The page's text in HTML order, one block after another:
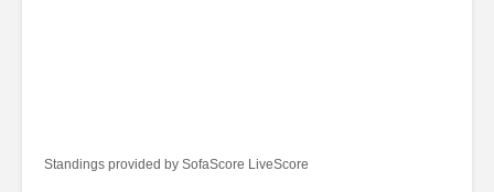
Standings provided by SofaScore LiveScore